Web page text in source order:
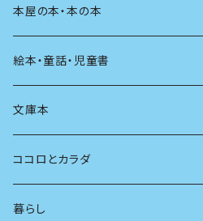
文章術
評論
言葉
言語
批評
アンソロジー
料理
発酵・麹
住う
その他
イラスト
アート
写真
その他
インテリア
映画
音楽
マンガ
テレビ
ラジオ
本屋の本・本の本
本屋さんの本
本の本
読書
絵本・童話・児童書
小さいお子さん向け
自分で読めるようになったら
大人も楽しい絵本
文庫本
男性作家
女性作家
ココロとカラダ
フェミニズム
暮らし